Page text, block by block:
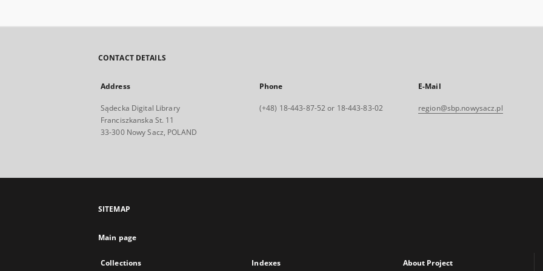
CONTACT DETAILS
Address
Sądecka Digital Library
Franciszkanska St. 11
33-300 Nowy Sacz, POLAND
Phone
(+48) 18-443-87-52 or 18-443-83-02
E-Mail
region@sbp.nowysacz.pl
SITEMAP
Main page
Collections Indexes About Project